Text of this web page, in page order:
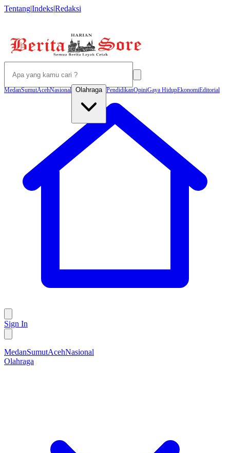
Tentang|Indeks|Redaksi
MedanSumutAcehNasional Olahraga PendidikanOpiniGaya HidupEkonomiEditorial
Sign In
MedanSumutAcehNasional
Olahraga